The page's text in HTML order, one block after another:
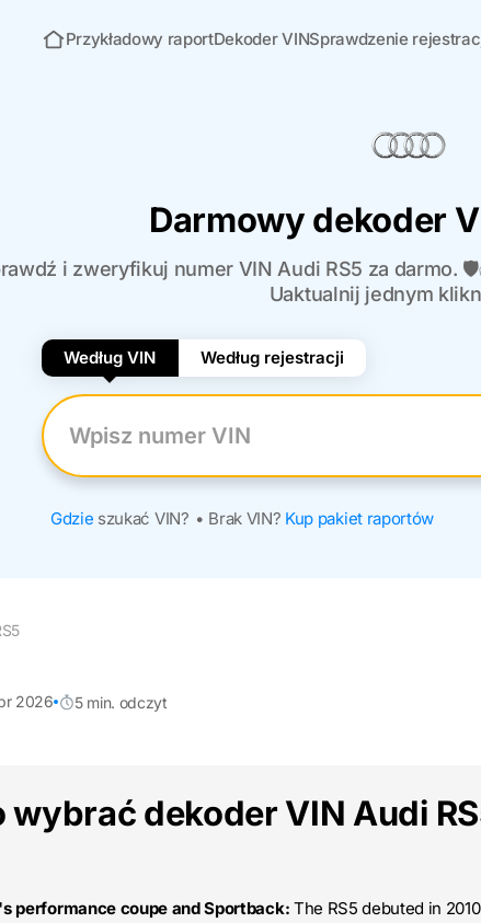
Strona główna
Przykładowy raportDekoder VINSprawdzenie
Darmowy dekoder
i zweryfikuj numer VIN Audi RS5 za darmo.
Uaktualnij jednym
Według VIN Według rejestracji
Wpisz numer VIN
Gdzie szukać VIN? • Brak VIN? Kup pakiet raportów
2026 5 min. odczyt
wybrać dekoder VIN Audi
performance coupe and Sportback: The RS5 debuted in